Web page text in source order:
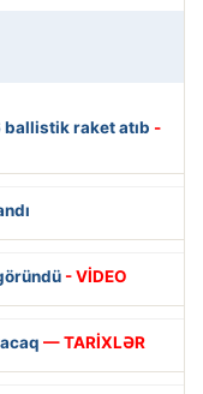
ballistik raket atıb -
- VİDEO
— TARİXLƏR